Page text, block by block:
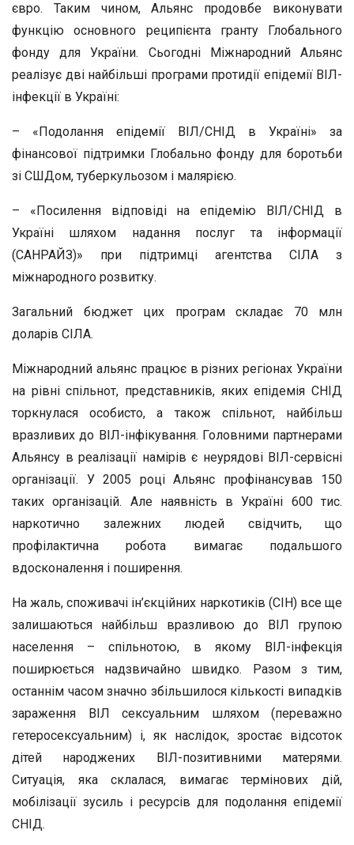
євро. Таким чином, Альянс продовбе виконувати
функцію основного реципієнта гранту Глобального
фонду для України. Сьогодні Міжнародний Альянс
реалізує дві найбільші програми протидії епідемії ВІЛ-
інфекції в Україні:
– «Подолання епідемії ВІЛ/СНІД в Україні» за
фінансової підтримки Глобально фонду для боротьби
зі СШДом, туберкульозом і малярією.
– «Посилення відповіді на епідемію ВІЛ/СНІД в
Україні шляхом надання послуг та інформації
(САНРАЙЗ)» при підтримці агентства СІЛА з
міжнародного розвитку.
Загальний бюджет цих програм складає 70 млн
доларів СІЛА.
Міжнародний альянс працює в різних регіонах України
на рівні спільнот, представників, яких епідемія СНІД
торкнулася особисто, а також спільнот, найбільш
вразливих до ВІЛ-інфікування. Головними партнерами
Альянсу в реалізації намірів є неурядові ВІЛ-сервісні
організації. У 2005 році Альянс профінансував 150
таких організацій. Але наявність в Україні 600 тис.
наркотично залежних людей свідчить, що
профілактична робота вимагає подальшого
вдосконалення і поширення.
На жаль, споживачі ін’єкційних наркотиків (СІН) все ще
залишаються найбільш вразливою до ВІЛ групою
населення – спільнотою, в якому ВІЛ-інфекція
поширюється надзвичайно швидко. Разом з тим,
останнім часом значно збільшилося кількості випадків
зараження ВІЛ сексуальним шляхом (переважно
гетеросексуальним) і, як наслідок, зростає відсоток
дітей народжених ВІЛ-позитивними матерями.
Ситуація, яка склалася, вимагає термінових дій,
мобілізації зусиль і ресурсів для подолання епідемії
СНІД.